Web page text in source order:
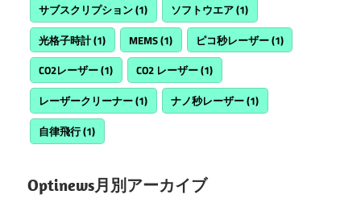
サブスクリプション(1) ソフトウエア(1)
光格子時計(1) MEMS(1) ピコ秒レーザー(1)
CO2レーザー(1) CO2 レーザー(1)
レーザークリーナー(1) ナノ秒レーザー(1)
自律飛行(1)
Optinews月別アーカイブ